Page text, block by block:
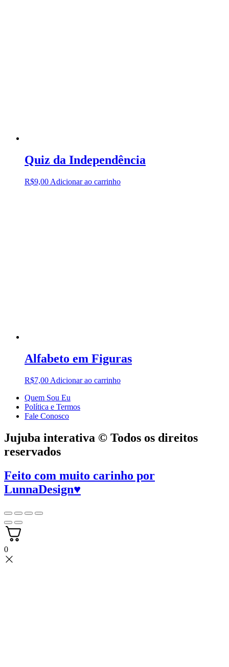
Quiz da Independência
R$9,00 Adicionar ao carrinho
Alfabeto em Figuras
R$7,00 Adicionar ao carrinho
Quem Sou Eu
Política e Termos
Fale Conosco
Jujuba interativa © Todos os direitos
reservados
Feito com muito carinho por
LunnaDesign♥
0